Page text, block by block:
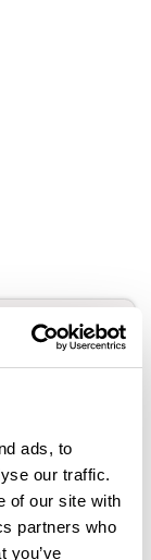
ads, to
our traffic.
of our site with
partners who
you’ve
recensione.
recensione!